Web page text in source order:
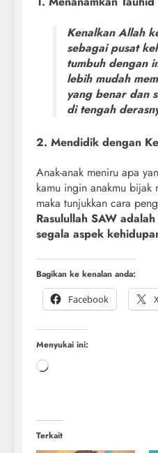
Kenalkan Allah
sebagai pusat
tumbuh dengan
lebih mudah
yang benar dan
di tengah
2. Mendidik dengan
Anak-anak meniru apa
kamu ingin anakmu bijak
maka tunjukkan cara
Rasulullah SAW
segala aspek
Bagikan ke kenalan anda:
Facebook
Menyukai ini:
Terkait